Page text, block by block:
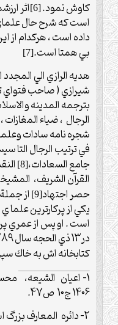
كاوش نمود.[6]اثر
داده است ، هركدام از
بي همتا است.[7]
هديه الرازي الي
شيرازي ( صاحب فتواي
بترجمه المدينه
الرجال ، ضياء
شجره نامه سادات
في ترتيب الرجال التا
جامع السعادات،[8]
القرآن الشريف،
حصر اجتهاد[9] از
يكي از پركارترين
است . او پس از عمري
كتابخانه اش به خاك
1- اعيان الشيعه،
1406 ج10 ص47.